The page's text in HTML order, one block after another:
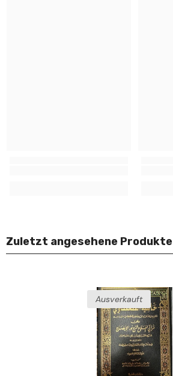
Zuletzt angesehene Produkte
Ausverkauft